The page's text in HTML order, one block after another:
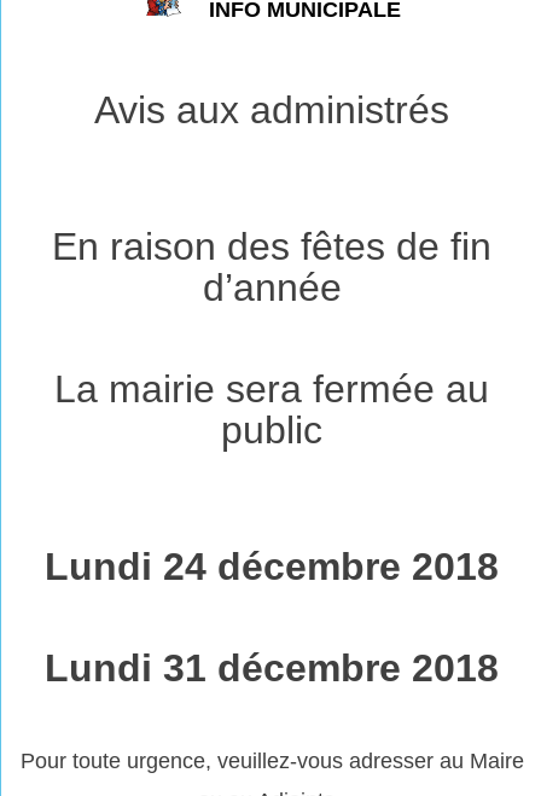
INFO MUNICIPALE
Avis aux administrés
En raison des fêtes de fin
d’année
La mairie sera fermée au
public
Lundi 24 décembre 2018
Lundi 31 décembre 2018
Pour toute urgence, veuillez-vous adresser au Maire